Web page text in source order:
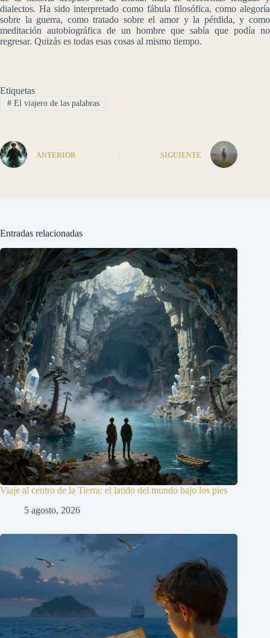
dialectos. Ha sido interpretado como fábula filosófica, como alegoría
sobre la guerra, como tratado sobre el amor y la pérdida, y como
meditación autobiográfica de un hombre que sabía que podía no
regresar. Quizás es todas esas cosas al mismo tiempo.
Etiquetas
#El viajero de las palabras
ANTERIOR SIGUIENTE
Entradas relacionadas
Viaje al centro de la Tierra: el latido del mundo bajo los pies
5 agosto, 2026